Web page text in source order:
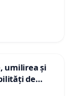
umilirea și
de